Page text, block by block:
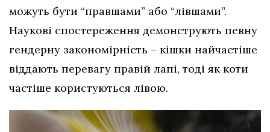
можуть бути “правшами” або “лівшами”.
Наукові спостереження демонструють певну
гендерну закономірність – кішки найчастіше
віддають перевагу правій лапі, тоді як коти
частіше користуються лівою.